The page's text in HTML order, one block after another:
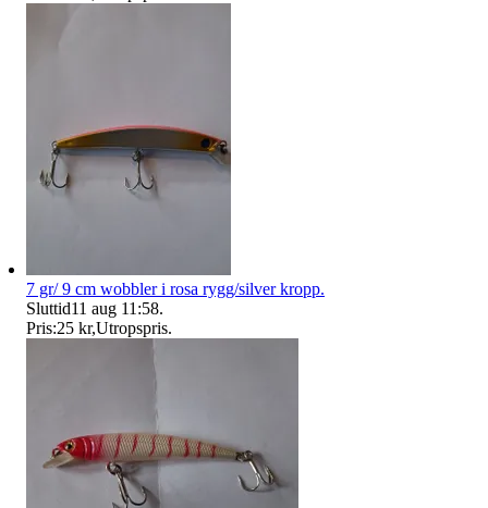
7 gr/ 9 cm wobbler i rosa rygg/silver kropp.
Sluttid11 aug 11:58.
Pris:25 kr,Utropspris.